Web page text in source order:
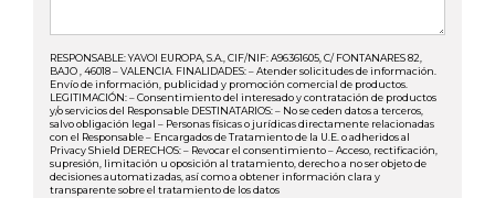
RESPONSABLE: YAVOI EUROPA, S.A., CIF/NIF: A96361605, C/ FONTANARES 82,
BAJO , 46018 – VALENCIA. FINALIDADES: – Atender solicitudes de información.
Envío de información, publicidad y promoción comercial de productos.
LEGITIMACIÓN: – Consentimiento del interesado y contratación de productos
y/o servicios del Responsable DESTINATARIOS: – No se ceden datos a terceros,
salvo obligación legal – Personas físicas o jurídicas directamente relacionadas
con el Responsable – Encargados de Tratamiento de la U.E. o adheridos al
Privacy Shield DERECHOS: – Revocar el consentimiento – Acceso, rectificación,
supresión, limitación u oposición al tratamiento, derecho a no ser objeto de
decisiones automatizadas, así como a obtener información clara y
transparente sobre el tratamiento de los datos